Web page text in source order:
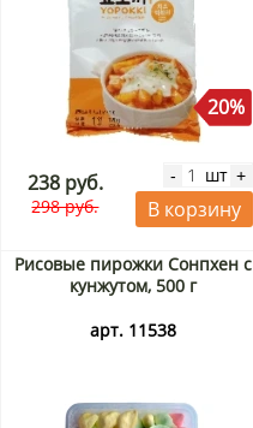
20%
238 руб.
298 руб.
- шт +
В корзину
Рисовые пирожки Сонпхен с
кунжутом, 500 г
арт. 11538